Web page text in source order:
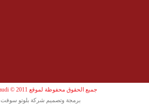
جميع الحقوق محفوظة لموقع Find Saudi © 2011
برمجة وتصميم شركة بلوتو سوفت